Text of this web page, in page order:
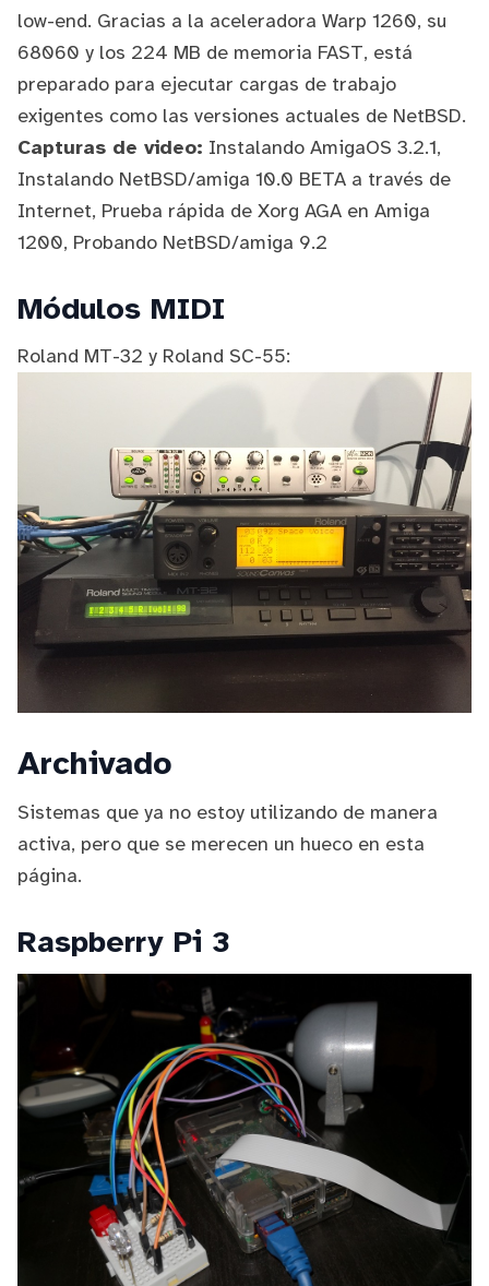
low-end. Gracias a la aceleradora Warp 1260, su
68060 y los 224 MB de memoria FAST, está
preparado para ejecutar cargas de trabajo
exigentes como las versiones actuales de NetBSD.
Capturas de video: Instalando AmigaOS 3.2.1,
Instalando NetBSD/amiga 10.0 BETA a través de
Internet, Prueba rápida de Xorg AGA en Amiga
1200, Probando NetBSD/amiga 9.2
Módulos MIDI
Roland MT-32 y Roland SC-55:
Archivado
Sistemas que ya no estoy utilizando de manera
activa, pero que se merecen un hueco en esta
página.
Raspberry Pi 3